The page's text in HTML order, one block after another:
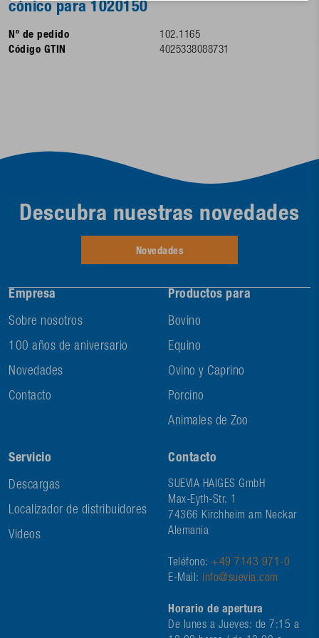
cónico para 1020150
Nº de pedido
102.1165
Código GTIN
4025338088731
Empresa
Sobre nosotros
100 años de aniversario
Novedades
Contacto
Productos para
Bovino
Equino
Ovino y Caprino
Porcino
Animales de Zoo
Servicio
Descargas
Localizador de distribuidores
Videos
Contacto
SUEVIA HAIGES GmbH
Max-Eyth-Str. 1
74366 Kirchheim am Neckar
Alemania
Teléfono: +49 7143 971-0
E-Mail: info@suevia.com
Horario de apertura
De lunes a Jueves: de 7:15 a
Descubra nuestras novedades
Novedades